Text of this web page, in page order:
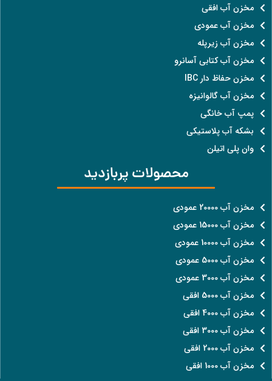
مخزن آب افقی
مخزن آب عمودی
مخزن آب زیرپله
مخزن آب کتابی آسانرو
مخزن حفاظ دار IBC
مخزن آب گالوانیزه
پمپ آب خانگی
بشکه آب پلاستیکی
وان پلی اتیلن
محصولات پربازدید
مخزن آب 20000 عمودی
مخزن آب 15000 عمودی
مخزن آب 10000 عمودی
مخزن آب 5000 عمودی
مخزن آب 3000 عمودی
مخزن آب 5000 افقی
مخزن آب 4000 افقی
مخزن آب 3000 افقی
مخزن آب 2000 افقی
مخزن آب 1000 افقی